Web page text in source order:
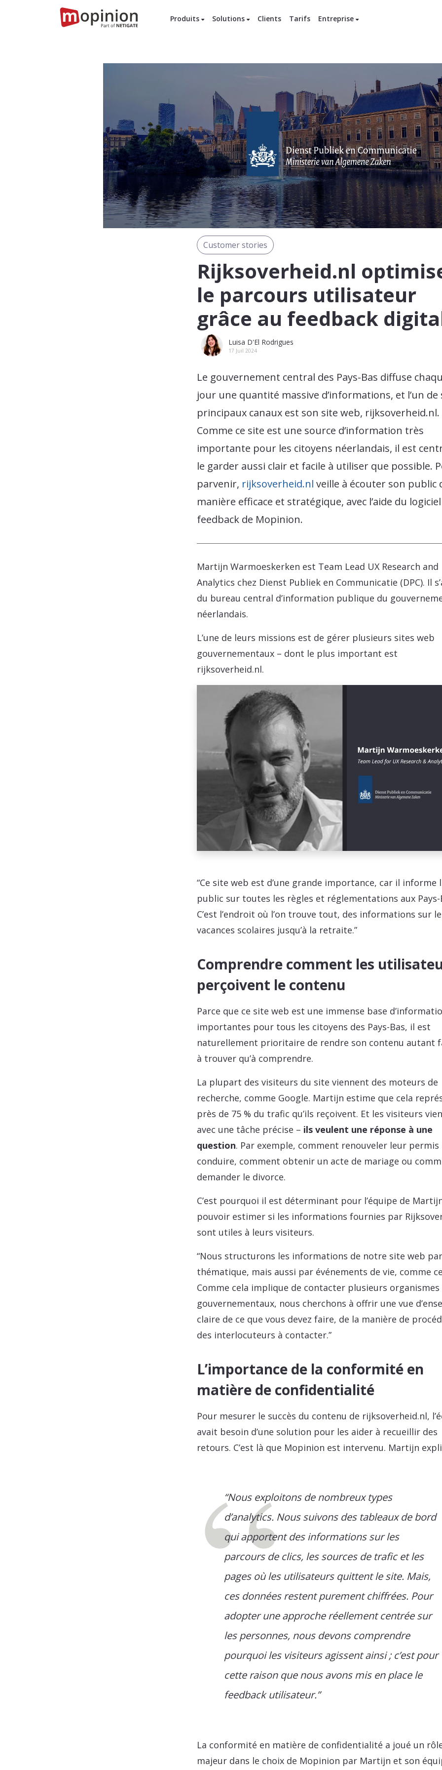
Produits Solutions Clients Tarifs Entreprise
Customer stories
Rijksoverheid.nl
le parcours utilisateur
grâce au feedback
Luisa D'El Rodrigues
17 Juil 2024
Le gouvernement central des Pays-Bas diffuse
jour une quantité massive d’informations, et l’un de
principaux canaux est son site web, rijksoverheid.nl.
Comme ce site est une source d’information très
importante pour les citoyens néerlandais, il est
le garder aussi clair et facile à utiliser que possible.
parvenir, rijksoverheid.nl veille à écouter son public
manière efficace et stratégique, avec l’aide du
feedback de Mopinion.
Martijn Warmoeskerken est Team Lead UX Research and
Analytics chez Dienst Publiek en Communicatie (DPC). Il
du bureau central d’information publique du
néerlandais.
L’une de leurs missions est de gérer plusieurs sites web
gouvernementaux – dont le plus important est
rijksoverheid.nl.
“Ce site web est d’une grande importance, car il informe
public sur toutes les règles et réglementations aux Pays-
C’est l’endroit où l’on trouve tout, des informations sur
vacances scolaires jusqu’à la retraite.”
Comprendre comment les
perçoivent le contenu
Parce que ce site web est une immense base
importantes pour tous les citoyens des Pays-Bas, il est
naturellement prioritaire de rendre son contenu autant
à trouver qu’à comprendre.
La plupart des visiteurs du site viennent des moteurs de
recherche, comme Google. Martijn estime que cela
près de 75 % du trafic qu’ils reçoivent. Et les visiteurs
avec une tâche précise – ils veulent une réponse à une
question. Par exemple, comment renouveler leur permis
conduire, comment obtenir un acte de mariage ou
demander le divorce.
C’est pourquoi il est déterminant pour l’équipe de
pouvoir estimer si les informations fournies par
sont utiles à leurs visiteurs.
“Nous structurons les informations de notre site web par
thématique, mais aussi par événements de vie, comme
Comme cela implique de contacter plusieurs organismes
gouvernementaux, nous cherchons à offrir une vue
claire de ce que vous devez faire, de la manière de
des interlocuteurs à contacter.”
L’importance de la conformité en
matière de confidentialité
Pour mesurer le succès du contenu de rijksoverheid.nl,
avait besoin d’une solution pour les aider à recueillir des
retours. C’est là que Mopinion est intervenu. Martijn
“Nous exploitons de nombreux types
d’analytics. Nous suivons des tableaux de bord
qui apportent des informations sur les
parcours de clics, les sources de trafic et les
pages où les utilisateurs quittent le site. Mais,
ces données restent purement chiffrées. Pour
adopter une approche réellement centrée sur
les personnes, nous devons comprendre
pourquoi les visiteurs agissent ainsi ; c’est pour
cette raison que nous avons mis en place le
feedback utilisateur.”
La conformité en matière de confidentialité a joué un
majeur dans le choix de Mopinion par Martijn et son